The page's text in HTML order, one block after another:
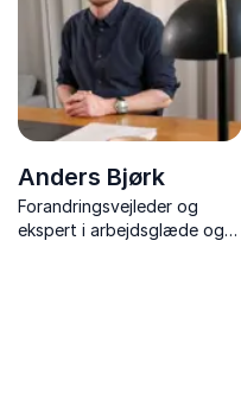
Anders Bjørk
Forandringsvejleder og
ekspert i arbejdsglæde og